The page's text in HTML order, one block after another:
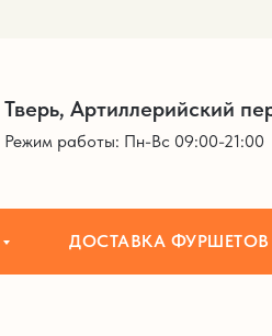
Режим работы: Пн-Вс 09:00-21:00
Тверь, Артиллерийский
ДОСТАВКА ФУРШЕТОВ